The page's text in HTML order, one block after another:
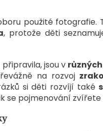
použité
, protože děti
jsou v
na rozvoj
si děti rozvíjí také
se pojmenování